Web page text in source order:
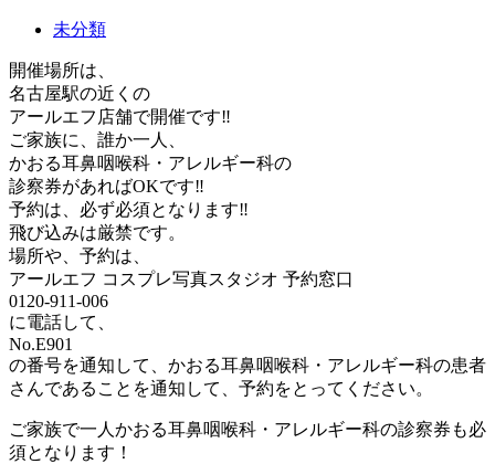
未分類
開催場所は、
名古屋駅の近くの
アールエフ店舗で開催です‼️
ご家族に、誰か一人、
かおる耳鼻咽喉科・アレルギー科の
診察券があればOKです‼️
予約は、必ず必須となります‼️
飛び込みは厳禁です。
場所や、予約は、
アールエフ コスプレ写真スタジオ 予約窓口
0120-911-006
に電話して、
No.E901
の番号を通知して、かおる耳鼻咽喉科・アレルギー科の患者
さんであることを通知して、予約をとってください。
ご家族で一人かおる耳鼻咽喉科・アレルギー科の診察券も必
須となります！